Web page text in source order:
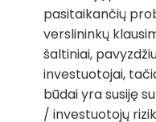
pasitaikančių
verslininkų
šaltiniai,
investuotojai,
būdai yra susiję
/ investuotojų